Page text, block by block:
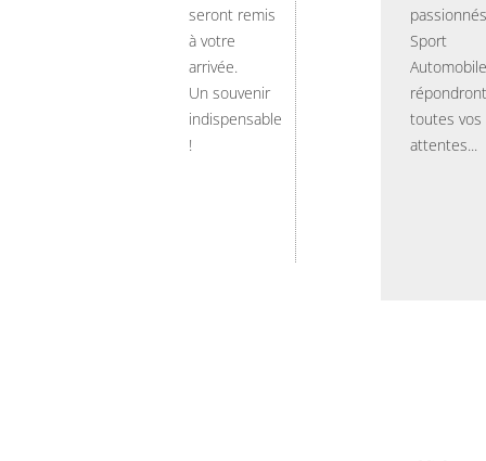
seront remis
à votre
arrivée.
Un souvenir
indispensable
!
Sport
Automobile
toutes vos
attentes...